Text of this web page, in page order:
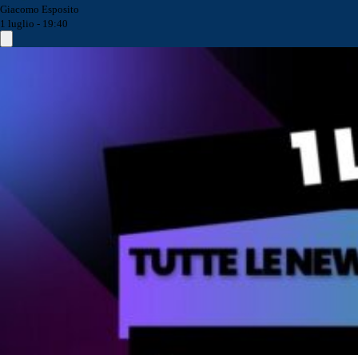
Giacomo Esposito
1 luglio - 19:40